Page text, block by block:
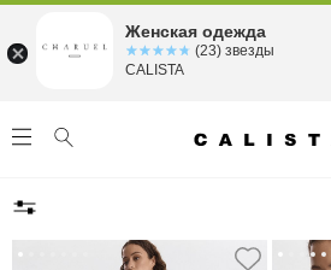
Женская одежда
☆☆☆☆☆
★★★★★ (23) звезды
CALISTA